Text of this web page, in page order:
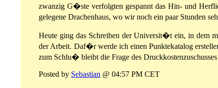
zwanzig G�ste verfolgten gespannt das Hin- und
gelegene Drachenhaus, wo wir noch ein paar Stunden
Heute ging das Schreiben der Universit�t ein, in dem
der Arbeit. Daf�r werde ich einen Punktekatalog
zum Schlu� bleibt die Frage des
Posted by Sebastian @ 04:57 PM CET